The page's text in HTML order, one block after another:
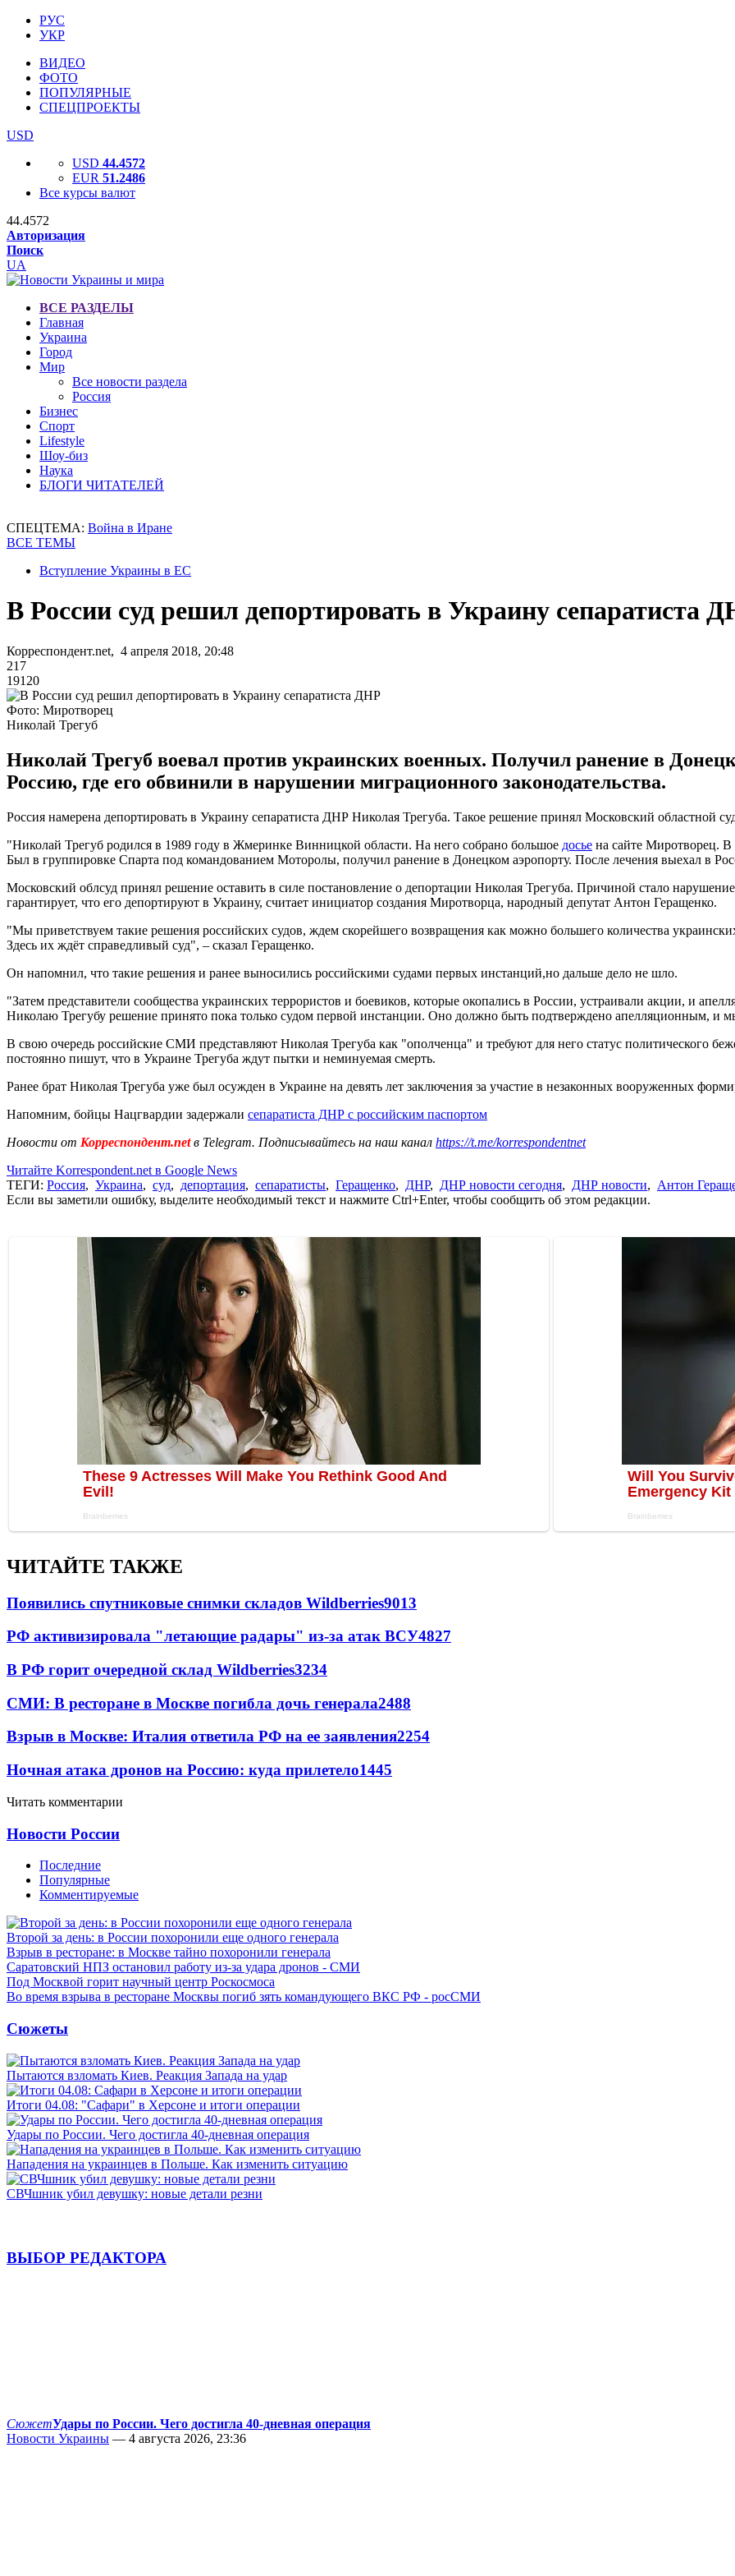
РУС
УКР
ВИДЕО
ФОТО
ПОПУЛЯРНЫЕ
СПЕЦПРОЕКТЫ
USD
USD 44.4572
EUR 51.2486
Все курсы валют
44.4572
Авторизация
Поиск
UA
ВСЕ РАЗДЕЛЫ
Главная
Украина
Город
Мир
Все новости раздела
Россия
Бизнес
Спорт
Lifestyle
Шоу-биз
Наука
БЛОГИ ЧИТАТЕЛЕЙ
СПЕЦТЕМА: Война в Иране
ВСЕ ТЕМЫ
Вступление Украины в ЕС
В России суд решил депортировать в Украину сепаратиста
Корреспондент.net, 4 апреля 2018, 20:48
217
19120
Фото: Миротворец
Николай Трегуб
Николай Трегуб воевал против украинских военных. Получил ранение в
Россию, где его обвинили в нарушении миграционного законодательства.
Россия намерена депортировать в Украину сепаратиcта ДНР Николая Трегуба. Такое решение принял Московский областной
"Николай Трегуб родился в 1989 году в Жмеринке Винницкой области. На него собрано большое досье на сайте Миротворец. В
Был в группировке Спарта под командованием Моторолы, получил ранение в Донецком аэропорту. После лечения выехал в
Московский облсуд принял решение оставить в силе постановление о депортации Николая Трегуба. Причиной стало
гарантирует, что его депортируют в Украину, считает инициатор создания Миротворца, народный депутат Антон Геращенко.
"Мы приветствуем такие решения российских судов, ждем скорейшего возвращения как можно большего количества
Здесь их ждёт справедливый суд", – сказал Геращенко.
Он напомнил, что такие решения и ранее выносились российскими судами первых инстанций,но дальше дело не шло.
"Затем представители сообщества украинских террористов и боевиков, которые окопались в России, устраивали акции, и
Николаю Трегубу решение принято пока только судом первой инстанции. Оно должно быть подтверждено апелляционным, и
В свою очередь российские СМИ представляют Николая Трегуба как "ополченца" и требуют для него статус политического
постоянно пишут, что в Украине Трегуба ждут пытки и неминуемая смерть.
Ранее брат Николая Трегуба уже был осужден в Украине на девять лет заключения за участие в незаконных вооруженных
Напомним, бойцы Нацгвардии задержали сепаратиста ДНР с российским паспортом
Новости от Корреспондент.netв Telegram. Подписывайтесь на наш канал https://t.me/korrespondentnet
Читайте Korrespondent.net в Google News
ТЕГИ: Россия, Украина, суд, депортация, сепаратисты, Геращенко, ДНР, ДНР новости сегодня, ДНР новости, Антон
Если вы заметили ошибку, выделите необходимый текст и нажмите Ctrl+Enter, чтобы сообщить об этом редакции.
ЧИТАЙТЕ ТАКЖЕ
Появились спутниковые снимки складов Wildberries9013
РФ активизировала "летающие радары" из-за атак ВСУ4827
В РФ горит очередной склад Wildberries3234
СМИ: В ресторане в Москве погибла дочь генерала2488
Взрыв в Москве: Италия ответила РФ на ее заявления2254
Ночная атака дронов на Россию: куда прилетело1445
Читать комментарии
Новости России
Последние
Популярные
Комментируемые
Второй за день: в России похоронили еще одного генерала
Взрыв в ресторане: в Москве тайно похоронили генерала
Саратовский НПЗ остановил работу из-за удара дронов - СМИ
Под Москвой горит научный центр Роскосмоса
Во время взрыва в ресторане Москвы погиб зять командующего ВКС РФ - росСМИ
Сюжеты
Пытаются взломать Киев. Реакция Запада на удар
Итоги 04.08: "Сафари" в Херсоне и итоги операции
Удары по России. Чего достигла 40-дневная операция
Нападения на украинцев в Польше. Как изменить ситуацию
СВЧшник убил девушку: новые детали резни
ВЫБОР РЕДАКТОРА
СюжетУдары по России. Чего достигла 40-дневная операция
Новости Украины — 4 августа 2026, 23:36